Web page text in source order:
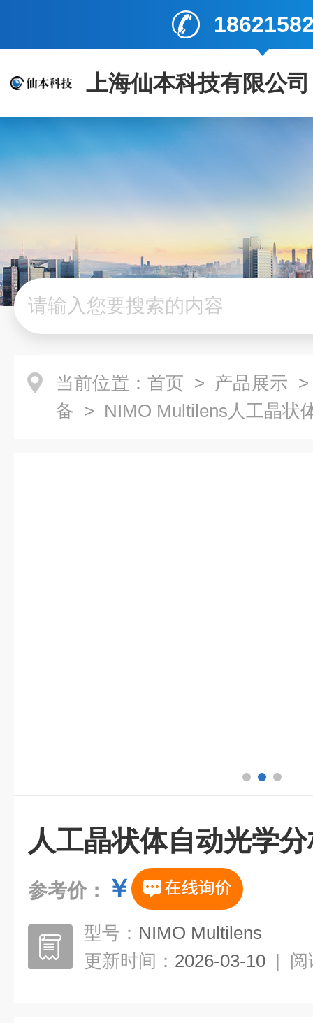
上海仙本科技有限公司
当前位置： 首页 > 产品展示
备 > NIMO Multilens人工晶状
人工晶状体自动光学
参考价： ￥
型号： NIMO Multilens
更新时间： 2026-03-10 | 阅